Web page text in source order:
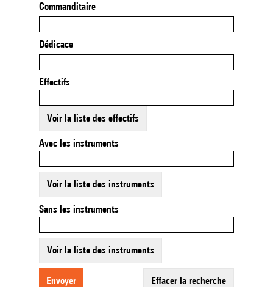
Commanditaire
Dédicace
Effectifs
Voir la liste des effectifs
Avec les instruments
Voir la liste des instruments
Sans les instruments
Voir la liste des instruments
envoyer effacer la recherche